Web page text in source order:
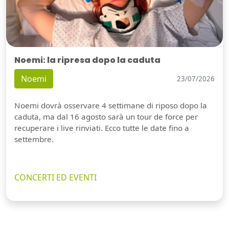
Noemi: la ripresa dopo la caduta
Noemi 23/07/2026
Noemi dovrà osservare 4 settimane di riposo dopo la
caduta, ma dal 16 agosto sarà un tour de force per
recuperare i live rinviati. Ecco tutte le date fino a
settembre.
CONCERTI ED EVENTI